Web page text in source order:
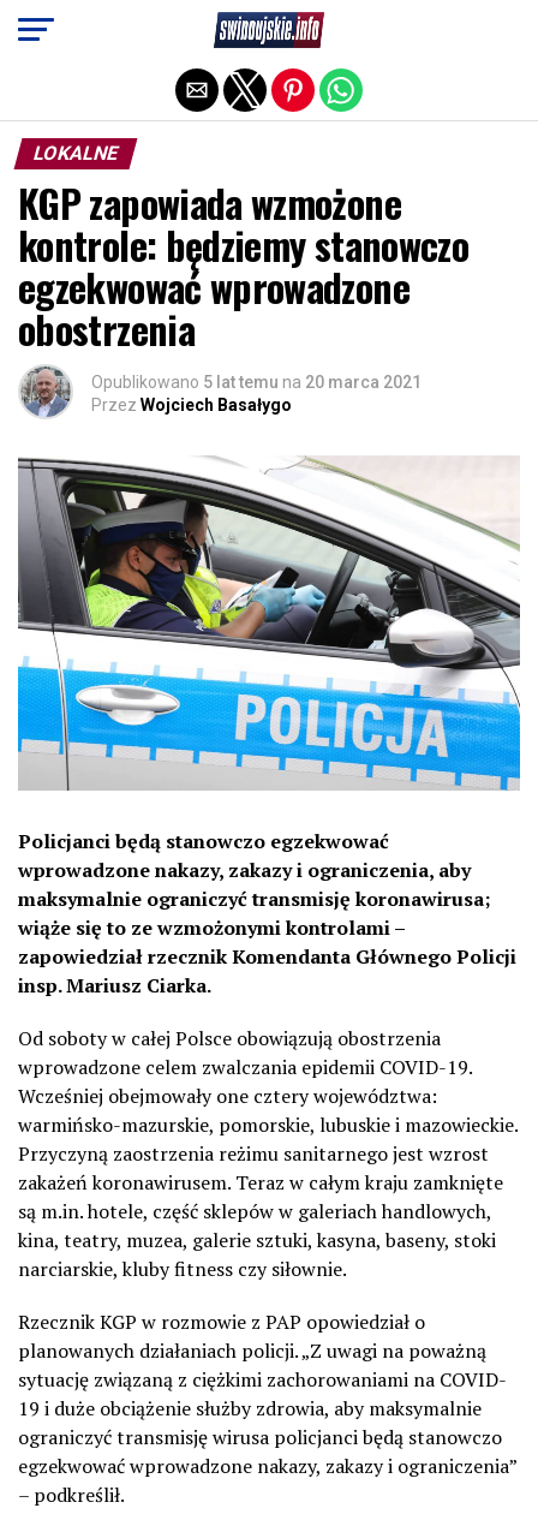
LOKALNE
KGP zapowiada wzmożone
kontrole: będziemy stanowczo
egzekwować wprowadzone
obostrzenia
Opublikowano 5 lat temu na 20 marca 2021
Przez Wojciech Basałygo
Policjanci będą stanowczo egzekwować
wprowadzone nakazy, zakazy i ograniczenia, aby
maksymalnie ograniczyć transmisję koronawirusa;
wiąże się to ze wzmożonymi kontrolami –
zapowiedział rzecznik Komendanta Głównego Policji
insp. Mariusz Ciarka.
Od soboty w całej Polsce obowiązują obostrzenia
wprowadzone celem zwalczania epidemii COVID-19.
Wcześniej obejmowały one cztery województwa:
warmińsko-mazurskie, pomorskie, lubuskie i mazowieckie.
Przyczyną zaostrzenia reżimu sanitarnego jest wzrost
zakażeń koronawirusem. Teraz w całym kraju zamknięte
są m.in. hotele, część sklepów w galeriach handlowych,
kina, teatry, muzea, galerie sztuki, kasyna, baseny, stoki
narciarskie, kluby fitness czy siłownie.
Rzecznik KGP w rozmowie z PAP opowiedział o
planowanych działaniach policji. „Z uwagi na poważną
sytuację związaną z ciężkimi zachorowaniami na COVID-
19 i duże obciążenie służby zdrowia, aby maksymalnie
ograniczyć transmisję wirusa policjanci będą stanowczo
egzekwować wprowadzone nakazy, zakazy i ograniczenia”
– podkreślił.
Exit mobile version